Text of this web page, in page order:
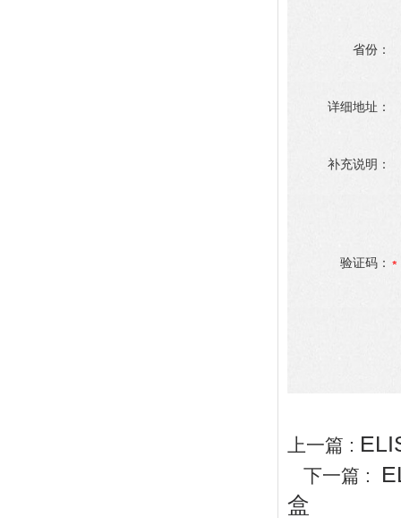
省份：
详细地址：
补充说明：
验证码：
上一篇 :
下一篇 :
盒